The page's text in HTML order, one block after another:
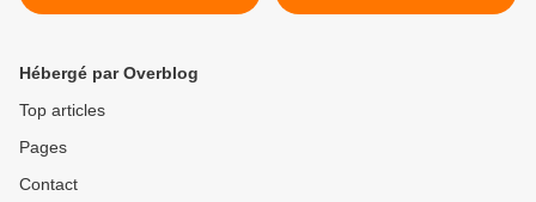
dernier / Balade en Haute-
Hébergé par Overblog
Top articles
Pages
Contact